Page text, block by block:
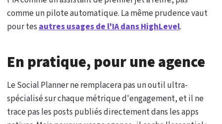
comme un pilote automatique. La même prudence vaut
pour tesautres usages de l'IA dans HighLevel.
En pratique, pour une agence
Le Social Planner ne remplacera pas un outil ultra-
spécialisé sur chaque métrique d'engagement, et il ne
trace pas les posts publiés directement dans les apps